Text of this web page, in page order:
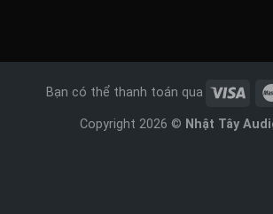
Bạn có thể thanh toán qua
Copyright 2026 © Nhật Tây